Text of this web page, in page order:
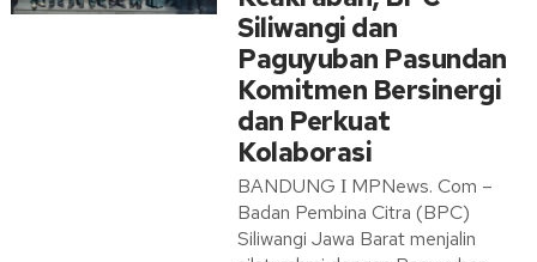
Siliwangi dan
Paguyuban Pasundan
Komitmen Bersinergi
dan Perkuat
Kolaborasi
BANDUNG Ι MPNews. Com –
Badan Pembina Citra (BPC)
Siliwangi Jawa Barat menjalin